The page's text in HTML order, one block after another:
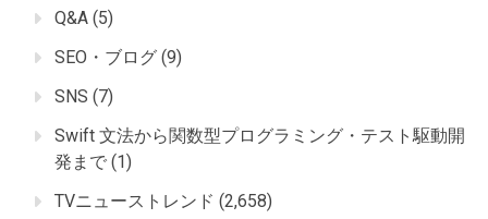
Q&A (5)
SEO・ブログ (9)
SNS (7)
Swift 文法から関数型プログラミング・テスト駆動開
発まで (1)
TVニューストレンド (2,658)